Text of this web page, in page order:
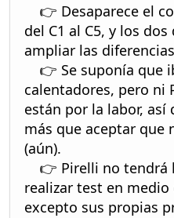
👉 Desaparece el
del C1 al C5, y los
ampliar las
👉 Se suponía que
calentadores, pero ni
están por la labor, así
más que aceptar que
(aún).
👉 Pirelli no tendrá
realizar test en
excepto sus propias